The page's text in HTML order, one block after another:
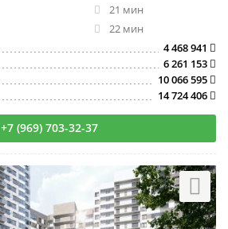
21 мин
22 мин
4 468 941
6 261 153
10 066 595
14 724 406
+7 (969) 703-32-37